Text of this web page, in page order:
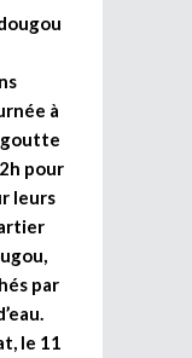
à
goutte
pour
leurs
par
le 11